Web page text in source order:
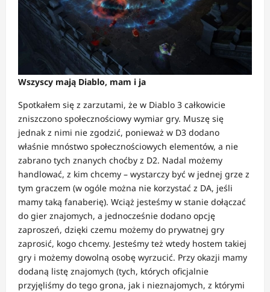
Wszyscy mają Diablo, mam i ja
Spotkałem się z zarzutami, że w Diablo 3 całkowicie
zniszczono społecznościowy wymiar gry. Muszę się
jednak z nimi nie zgodzić, ponieważ w D3 dodano
właśnie mnóstwo społecznościowych elementów, a nie
zabrano tych znanych choćby z D2. Nadal możemy
handlować, z kim chcemy – wystarczy być w jednej grze z
tym graczem (w ogóle można nie korzystać z DA, jeśli
mamy taką fanaberię). Wciąż jesteśmy w stanie dołączać
do gier znajomych, a jednocześnie dodano opcję
zaproszeń, dzięki czemu możemy do prywatnej gry
zaprosić, kogo chcemy. Jesteśmy też wtedy hostem takiej
gry i możemy dowolną osobę wyrzucić. Przy okazji mamy
dodaną listę znajomych (tych, których oficjalnie
przyjęliśmy do tego grona, jak i nieznajomych, z którymi